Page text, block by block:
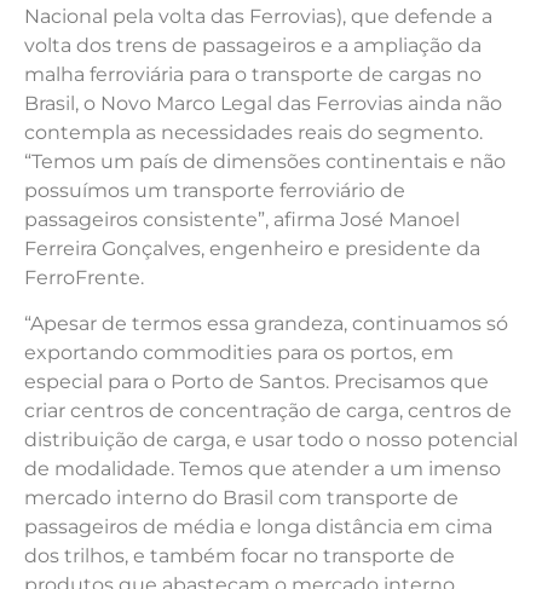
Nacional pela volta das Ferrovias), que defende a
volta dos trens de passageiros e a ampliação da
malha ferroviária para o transporte de cargas no
Brasil, o Novo Marco Legal das Ferrovias ainda não
contempla as necessidades reais do segmento.
“Temos um país de dimensões continentais e não
possuímos um transporte ferroviário de
passageiros consistente”, afirma José Manoel
Ferreira Gonçalves, engenheiro e presidente da
FerroFrente.
“Apesar de termos essa grandeza, continuamos só
exportando commodities para os portos, em
especial para o Porto de Santos. Precisamos que
criar centros de concentração de carga, centros de
distribuição de carga, e usar todo o nosso potencial
de modalidade. Temos que atender a um imenso
mercado interno do Brasil com transporte de
passageiros de média e longa distância em cima
dos trilhos, e também focar no transporte de